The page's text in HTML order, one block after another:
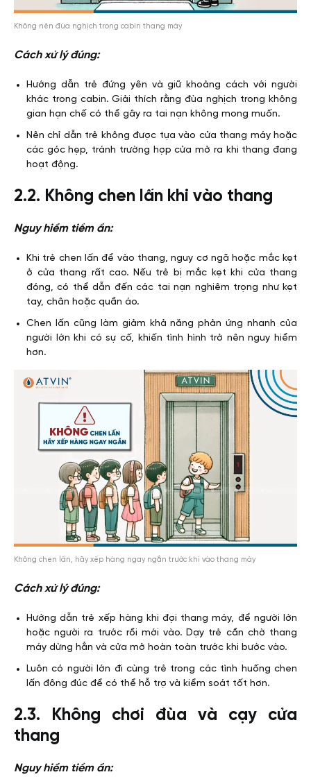
Không nên đùa nghịch trong cabin thang máy
Cách xử lý đúng:
Hướng dẫn trẻ đứng yên và giữ khoảng cách với người
khác trong cabin. Giải thích rằng đùa nghịch trong không
gian hạn chế có thể gây ra tai nạn không mong muốn.
Nên chỉ dẫn trẻ không được tựa vào cửa thang máy hoặc
các góc hẹp, tránh trường hợp cửa mở ra khi thang đang
hoạt động.
2.2. Không chen lấn khi vào thang
Nguy hiểm tiềm ẩn:
Khi trẻ chen lấn để vào thang, nguy cơ ngã hoặc mắc kẹt
ở cửa thang rất cao. Nếu trẻ bị mắc kẹt khi cửa thang
đóng, có thể dẫn đến các tai nạn nghiêm trọng như kẹt
tay, chân hoặc quần áo.
Chen lấn cũng làm giảm khả năng phản ứng nhanh của
người lớn khi có sự cố, khiến tình hình trở nên nguy hiểm
hơn.
Không chen lấn, hãy xếp hàng ngay ngắn trước khi vào thang máy
Cách xử lý đúng:
Hướng dẫn trẻ xếp hàng khi đợi thang máy, để người lớn
hoặc người ra trước rồi mới vào. Dạy trẻ cần chờ thang
máy dừng hẳn và cửa mở hoàn toàn trước khi bước vào.
Luôn có người lớn đi cùng trẻ trong các tình huống chen
lấn đông đúc để có thể hỗ trợ và kiểm soát tốt hơn.
2.3. Không chơi đùa và cạy cửa
thang
Nguy hiểm tiềm ẩn: